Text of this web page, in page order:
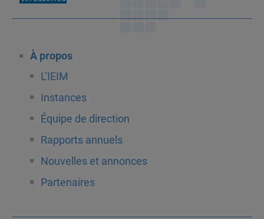
À propos
L’IEIM
Instances
Équipe de direction
Rapports annuels
Nouvelles et annonces
Partenaires